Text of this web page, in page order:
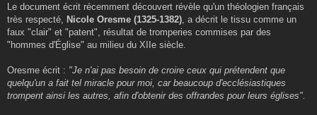
Le document écrit récemment découvert révèle qu'un théologien français
très respecté, Nicole Oresme (1325-1382) , a décrit le tissu comme un
faux "clair" et "patent", résultat de tromperies commises par des
"hommes d'Église" au milieu du XIIe siècle.
Oresme écrit : "Je n'ai pas besoin de croire ceux qui prétendent que
quelqu'un a fait tel miracle pour moi, car beaucoup d'ecclésiastiques
trompent ainsi les autres, afin d'obtenir des offrandes pour leurs églises".